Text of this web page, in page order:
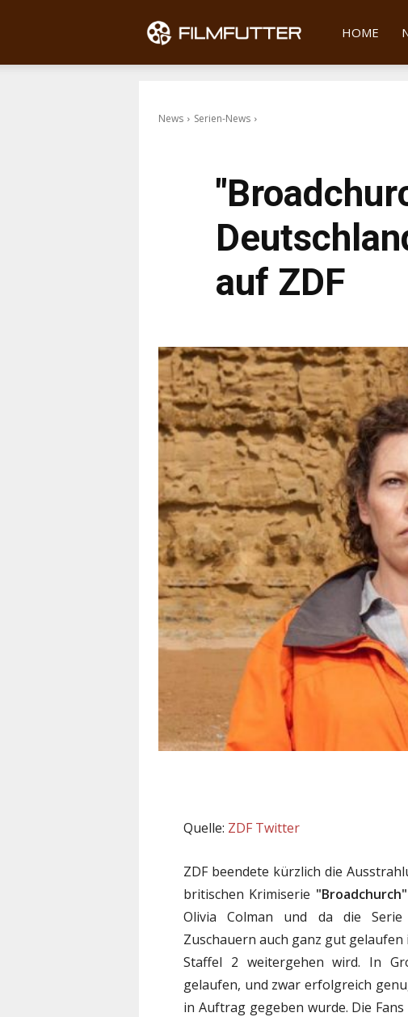
Filmfutter
HOME
News Serien-News
auf ZDF
Quelle: ZDF Twitter
ZDF beendete kürzlich die
britischen Krimiserie "Broadchurch"
Olivia Colman und da die
Zuschauern auch ganz gut
Staffel 2 weitergehen wird. In
gelaufen, und zwar erfolgreich
in Auftrag gegeben wurde. Die